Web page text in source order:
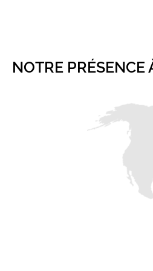
NOTRE